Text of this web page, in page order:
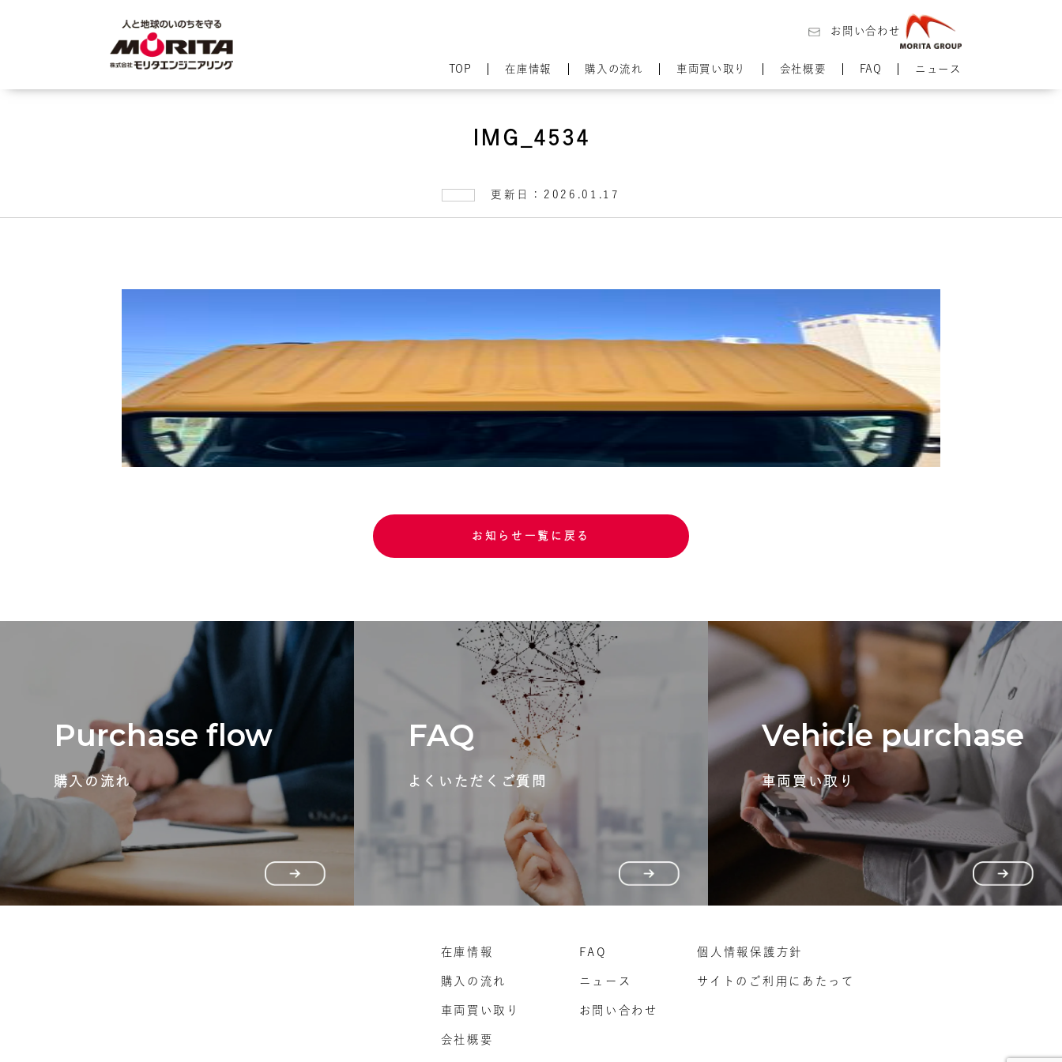
お問い合わせ
TOP 在庫情報 購入の流れ 車両買い取り 会社概要 FAQ ニュース
IMG_4534
更新日：2026.01.17
お知らせ一覧に戻る
Purchase flow
購入の流れ
FAQ
よくいただくご質問
Vehicle purchase
車両買い取り
在庫情報
購入の流れ
車両買い取り
会社概要
FAQ
ニュース
お問い合わせ
個人情報保護方針
サイトのご利用にあたって